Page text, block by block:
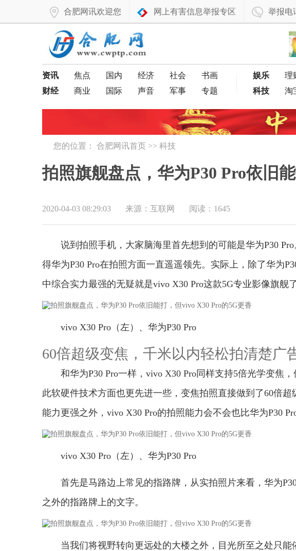
合肥网讯欢迎您 网上有害信息举报专区 举报电
资讯 焦点 国内 经济 社会
书画
财经
商业 国际 声音 军事 专题
娱乐
理
科技
淘
您的位置： 合肥网讯首页 >> 科技
拍照旗舰盘点，华为P30 Pro依旧
2020-04-03 08:29:03 来源：互联网 阅读：1645
说到拍照手机，大家脑海里首先想到的可能是华为P30
得华为P30 Pro在拍照方面一直遥遥领先。实际上，除了华为
中综合实力最强的无疑就是vivo X30 Pro这款5G专业影像旗舰了
vivo X30 Pro（左）、华为P30 Pro
60倍超级变焦，千米以内轻松拍清楚广
和华为P30 Pro一样，vivo X30 Pro同样支持5倍光学变焦
此软硬件技术方面也更先进一些，变焦拍照直接做到了60倍超
能力更强之外，vivo X30 Pro的拍照能力会不会也比华为P30
vivo X30 Pro（左）、华为P30 Pro
首先是马路边上常见的指路牌，从实拍照片来看，华为
之外的指路牌上的文字。
当我们将视野转向更远处的大楼之外，目光所至之处只